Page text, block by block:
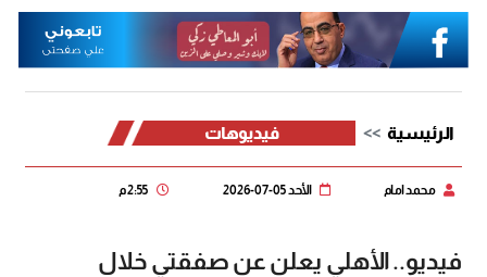
الرئيسية فيديوهات
محمد امام الأحد 05-07-2026 2:55 م
فيديو.. الأهلي يعلن عن صفقتي خلال